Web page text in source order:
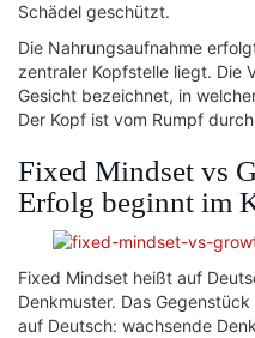
Schädel geschützt.
Die Nahrungsaufnahme
zentraler Kopfstelle liegt. Die
Gesicht bezeichnet, in
Der Kopf ist vom Rumpf
Fixed Mindset vs
Erfolg beginnt im
Fixed Mindset heißt auf
Denkmuster. Das
auf Deutsch: wachsende